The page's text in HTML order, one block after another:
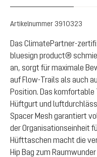
Artikelnummer 3910323
Das ClimatePartner-
bluesign product®
an, sorgt für maximale
auf Flow-Trails als auch
Position. Das
Hüftgurt und
Spacer Mesh garantiert
der Organisationseinheit
Hüfttaschen macht die
Hip Bag zum